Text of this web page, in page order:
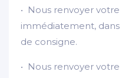
• Nous renvoyer
immédiatement, dans
de consigne.
• Nous renvoyer